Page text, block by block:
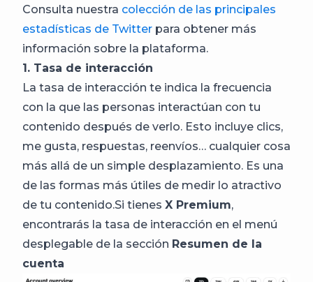
Consulta nuestra colección de las principales
estadísticas de Twitter para obtener más
información sobre la plataforma.
1. Tasa de interacción
La tasa de interacción te indica la frecuencia
con la que las personas interactúan con tu
contenido después de verlo. Esto incluye clics,
me gusta, respuestas, reenvíos… cualquier cosa
más allá de un simple desplazamiento. Es una
de las formas más útiles de medir lo atractivo
de tu contenido.Si tienes X Premium,
encontrarás la tasa de interacción en el menú
desplegable de la sección Resumen de la
cuenta